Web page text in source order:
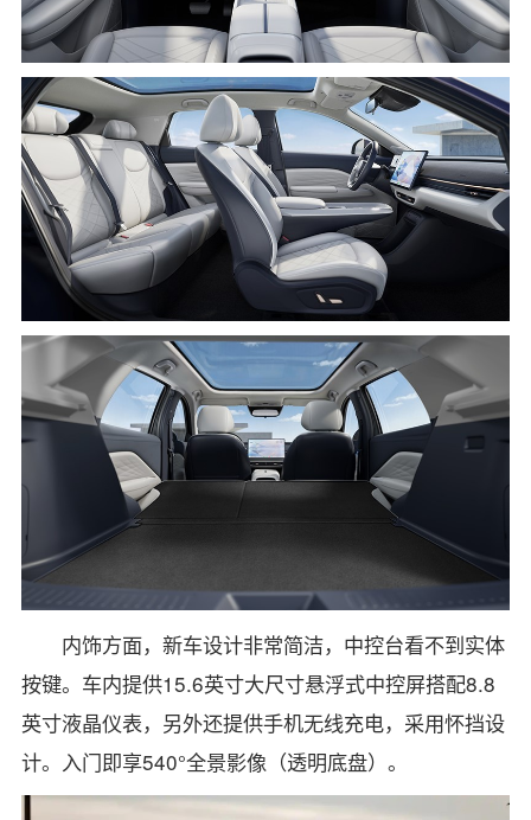
内饰方面，新车设计非常简洁，中控台看不到实体
按键。车内提供15.6英寸大尺寸悬浮式中控屏搭配8.8
英寸液晶仪表，另外还提供手机无线充电，采用怀挡设
计。入门即享540°全景影像（透明底盘）。